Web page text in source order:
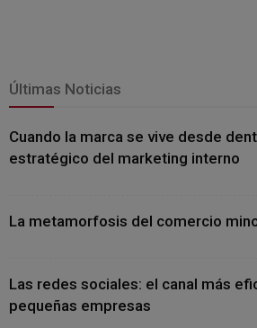
Últimas Noticias
Cuando la marca se vive desde
estratégico del marketing interno
La metamorfosis del comercio
Las redes sociales: el canal más
pequeñas empresas